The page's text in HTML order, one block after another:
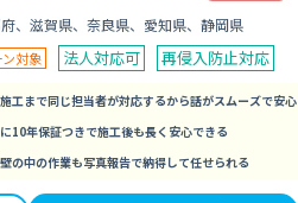
、滋賀県、奈良県、愛知県、静岡県
対象 法人対応可 再侵入防止対応
工まで同じ担当者が対応するから話がスムーズで安心
10年保証つきで施工後も長く安心できる
の中の作業も写真報告で納得して任せられる